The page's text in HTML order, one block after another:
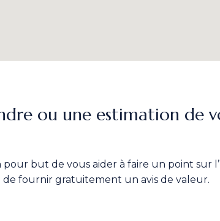
ou une estimation de
but de vous aider à faire un point sur
fournir gratuitement un avis de valeur.